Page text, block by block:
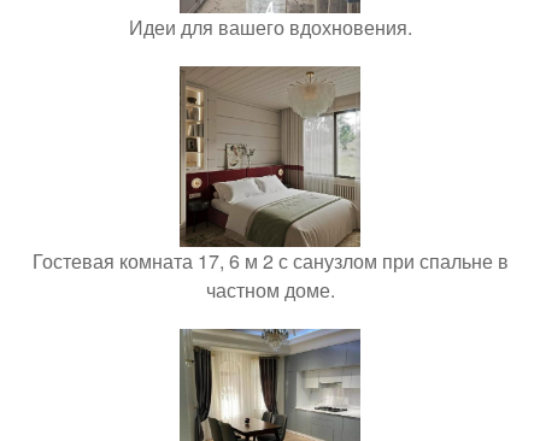
Идеи для вашего вдохновения.
Гостевая комната 17, 6 м 2 с санузлом при спальне в
частном доме.